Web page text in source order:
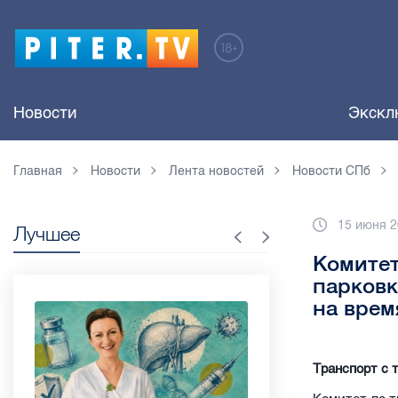
Новости
Главная Новости Лента новостей Новости СПб
15 июня
на
Транспорт с
Лучшее